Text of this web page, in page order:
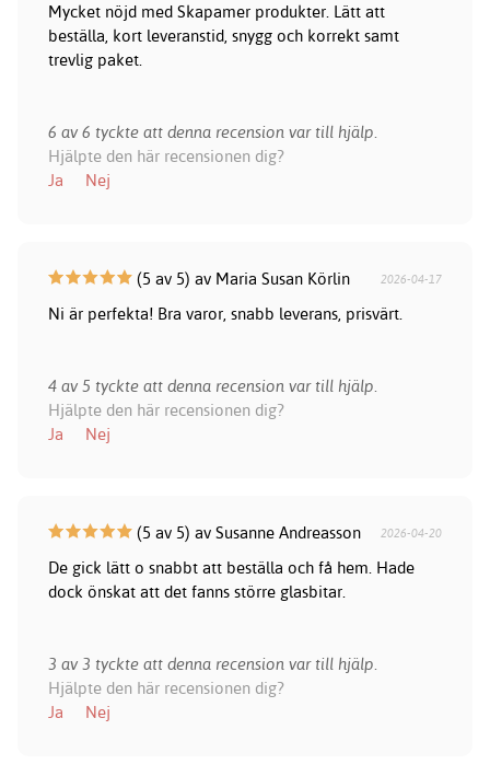
Mycket nöjd med Skapamer produkter. Lätt att
beställa, kort leveranstid, snygg och korrekt samt
trevlig paket.
6 av 6 tyckte att denna recension var till hjälp.
Hjälpte den här recensionen dig?
Ja
Nej
(5 av 5) av Maria Susan Körlin 2026-04-17
Ni är perfekta! Bra varor, snabb leverans, prisvärt.
4 av 5 tyckte att denna recension var till hjälp.
Hjälpte den här recensionen dig?
Ja
Nej
(5 av 5) av Susanne Andreasson 2026-04-20
De gick lätt o snabbt att beställa och få hem. Hade
dock önskat att det fanns större glasbitar.
3 av 3 tyckte att denna recension var till hjälp.
Hjälpte den här recensionen dig?
Ja
Nej